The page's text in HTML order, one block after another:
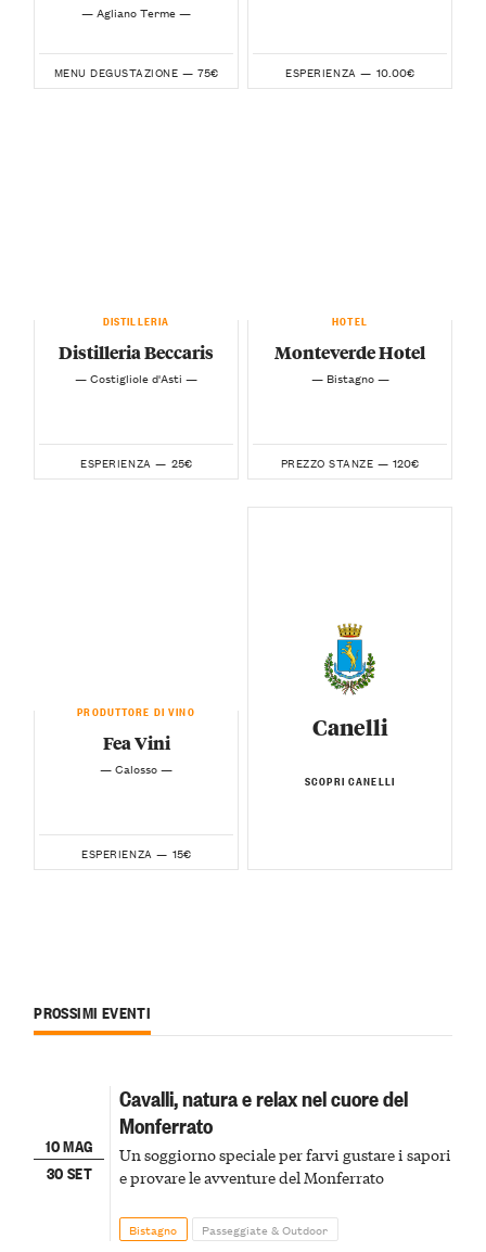
— Agliano Terme —
MENU DEGUSTAZIONE — 75€ ESPERIENZA — 10.00€
DISTILLERIA
Distilleria Beccaris
— Costigliole d'Asti —
ESPERIENZA — 25€
HOTEL
Monteverde Hotel
— Bistagno —
PREZZO STANZE — 120€
PRODUTTORE DI VINO
Fea Vini
— Calosso —
ESPERIENZA — 15€
Canelli
SCOPRI CANELLI
PROSSIMI EVENTI
10 MAG
30 SET
Cavalli, natura e relax nel cuore del
Monferrato
Un soggiorno speciale per farvi gustare i sapori
e provare le avventure del Monferrato
Bistagno Passeggiate & Outdoor